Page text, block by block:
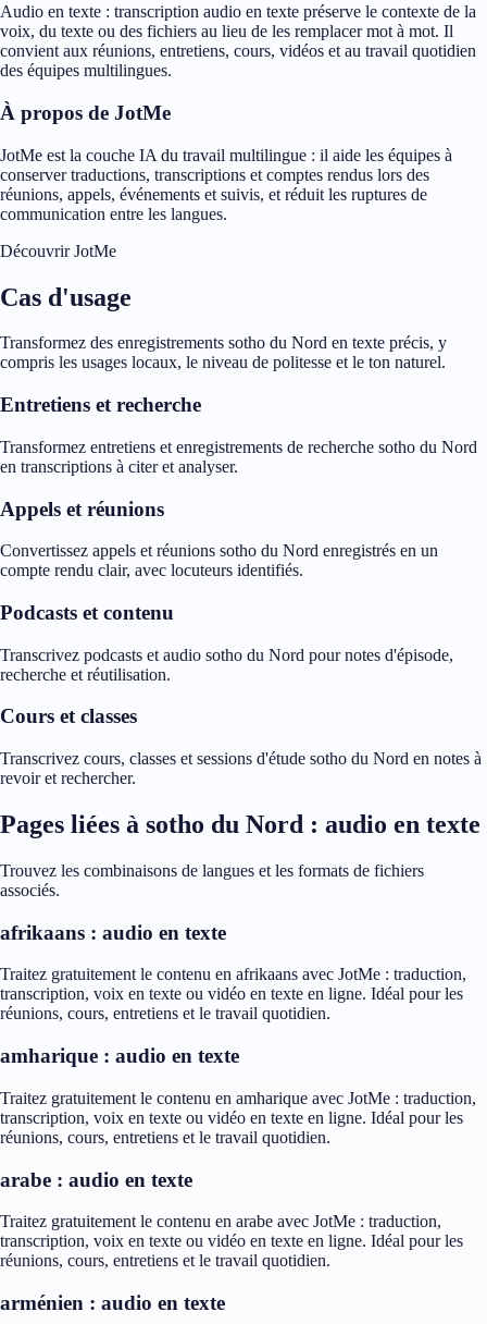
Audio en texte : transcription audio en texte préserve le contexte de la
voix, du texte ou des fichiers au lieu de les remplacer mot à mot. Il
convient aux réunions, entretiens, cours, vidéos et au travail quotidien
des équipes multilingues.
À propos de JotMe
JotMe est la couche IA du travail multilingue : il aide les équipes à
conserver traductions, transcriptions et comptes rendus lors des
réunions, appels, événements et suivis, et réduit les ruptures de
communication entre les langues.
Découvrir JotMe
Cas d'usage
Transformez des enregistrements sotho du Nord en texte précis, y
compris les usages locaux, le niveau de politesse et le ton naturel.
Entretiens et recherche
Transformez entretiens et enregistrements de recherche sotho du Nord
en transcriptions à citer et analyser.
Appels et réunions
Convertissez appels et réunions sotho du Nord enregistrés en un
compte rendu clair, avec locuteurs identifiés.
Podcasts et contenu
Transcrivez podcasts et audio sotho du Nord pour notes d'épisode,
recherche et réutilisation.
Cours et classes
Transcrivez cours, classes et sessions d'étude sotho du Nord en notes à
revoir et rechercher.
Pages liées à sotho du Nord : audio en texte
Trouvez les combinaisons de langues et les formats de fichiers
associés.
afrikaans : audio en texte
Traitez gratuitement le contenu en afrikaans avec JotMe : traduction,
transcription, voix en texte ou vidéo en texte en ligne. Idéal pour les
réunions, cours, entretiens et le travail quotidien.
amharique : audio en texte
Traitez gratuitement le contenu en amharique avec JotMe : traduction,
transcription, voix en texte ou vidéo en texte en ligne. Idéal pour les
réunions, cours, entretiens et le travail quotidien.
arabe : audio en texte
Traitez gratuitement le contenu en arabe avec JotMe : traduction,
transcription, voix en texte ou vidéo en texte en ligne. Idéal pour les
réunions, cours, entretiens et le travail quotidien.
arménien : audio en texte